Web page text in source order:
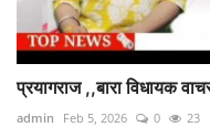
प्रयागराज ,,बारा विधायक
admin Feb 5, 2026 0 23